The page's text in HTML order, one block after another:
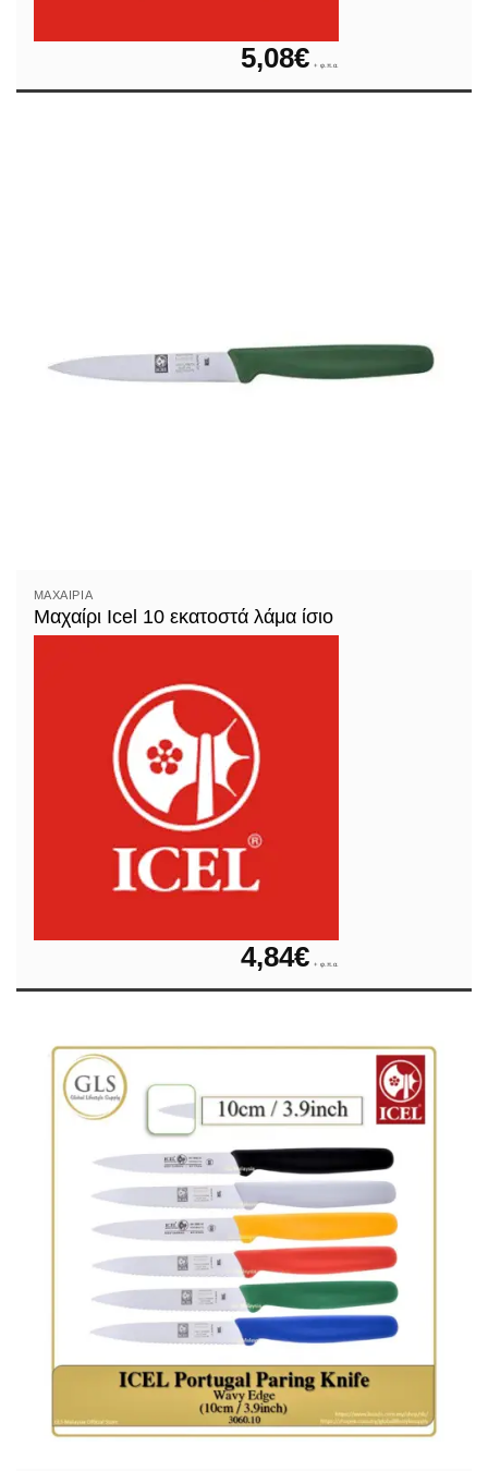
5,08€ + φ.π.α.
ΜΑΧΑΊΡΙΑ
Μαχαίρι Icel 10 εκατοστά λάμα ίσιο
4,84€ + φ.π.α.